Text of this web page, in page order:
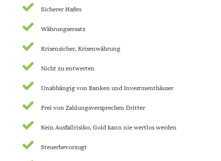
Sicherer Hafen
Währungsersatz
Krisensicher, Krisenwährung
Nicht zu entwerten
Unabhängig von Banken und Investmenthäuser
Frei von Zahlungsversprechen Dritter
Kein Ausfallrisiko, Gold kann nie wertlos werden
Steuerbevorzugt